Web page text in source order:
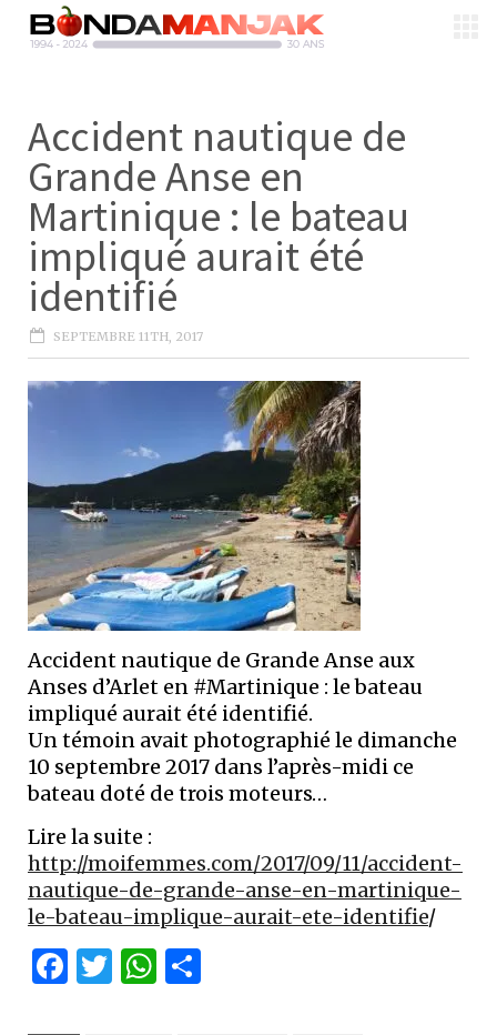
Accident nautique de
Grande Anse en
Martinique : le bateau
impliqué aurait été
identifié
SEPTEMBRE 11TH, 2017
Accident nautique de Grande Anse aux
Anses d’Arlet en #Martinique : le bateau
impliqué aurait été identifié.
Un témoin avait photographié le dimanche
10 septembre 2017 dans l’après-midi ce
bateau doté de trois moteurs…
Lire la suite :
http://moifemmes.com/2017/09/11/accident-
nautique-de-grande-anse-en-martinique-
le-bateau-implique-aurait-ete-identifie/
Facebook
Twitter
WhatsApp